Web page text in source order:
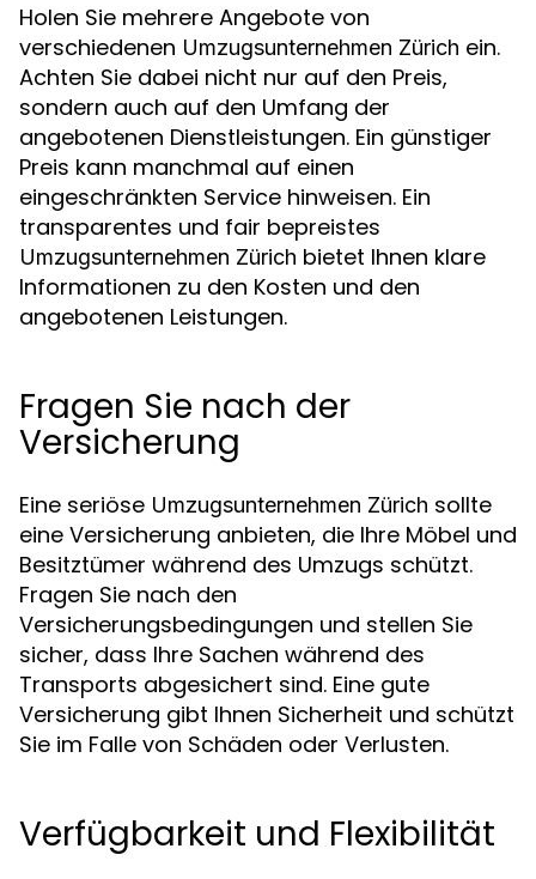
Holen Sie mehrere Angebote von
verschiedenen Umzugsunternehmen Zürich ein.
Achten Sie dabei nicht nur auf den Preis,
sondern auch auf den Umfang der
angebotenen Dienstleistungen. Ein günstiger
Preis kann manchmal auf einen
eingeschränkten Service hinweisen. Ein
transparentes und fair bepreistes
Umzugsunternehmen Zürich bietet Ihnen klare
Informationen zu den Kosten und den
angebotenen Leistungen.
Fragen Sie nach der
Versicherung
Eine seriöse Umzugsunternehmen Zürich sollte
eine Versicherung anbieten, die Ihre Möbel und
Besitztümer während des Umzugs schützt.
Fragen Sie nach den
Versicherungsbedingungen und stellen Sie
sicher, dass Ihre Sachen während des
Transports abgesichert sind. Eine gute
Versicherung gibt Ihnen Sicherheit und schützt
Sie im Falle von Schäden oder Verlusten.
Verfügbarkeit und Flexibilität